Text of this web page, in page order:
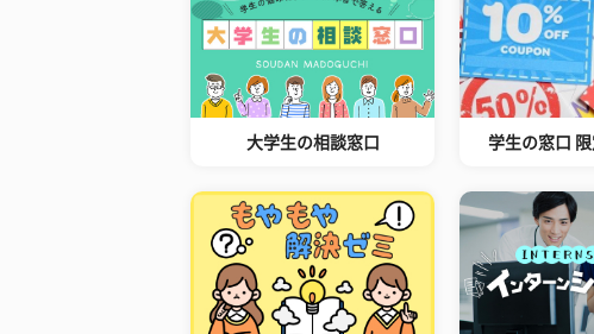
大学生の相談窓口 学生の窓口